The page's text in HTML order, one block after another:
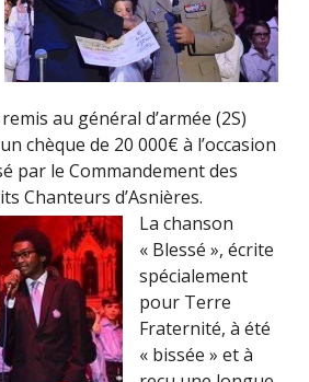
au général d’armée (2S)
chèque de 20 000€ à l’occasion
par le Commandement des
Chanteurs d’Asnières.
La chanson
« Blessé », écrite
spécialement
pour Terre
Fraternité, à été
« bissée » et à